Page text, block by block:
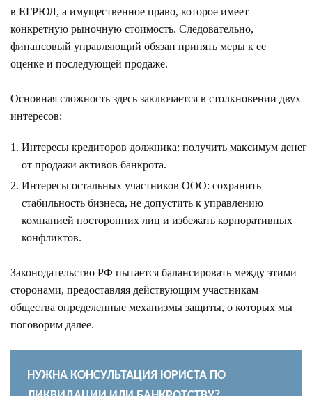
в ЕГРЮЛ, а имущественное право, которое имеет
конкретную рыночную стоимость. Следовательно,
финансовый управляющий обязан принять меры к ее
оценке и последующей продаже.
Основная сложность здесь заключается в столкновении двух
интересов:
Интересы кредиторов должника: получить максимум денег
от продажи активов банкрота.
Интересы остальных участников ООО: сохранить
стабильность бизнеса, не допустить к управлению
компанией посторонних лиц и избежать корпоративных
конфликтов.
Законодательство РФ пытается балансировать между этими
сторонами, предоставляя действующим участникам
общества определенные механизмы защиты, о которых мы
поговорим далее.
НУЖНА КОНСУЛЬТАЦИЯ ЮРИСТА ПО